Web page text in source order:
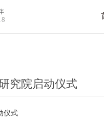
究院启动仪式
仪式